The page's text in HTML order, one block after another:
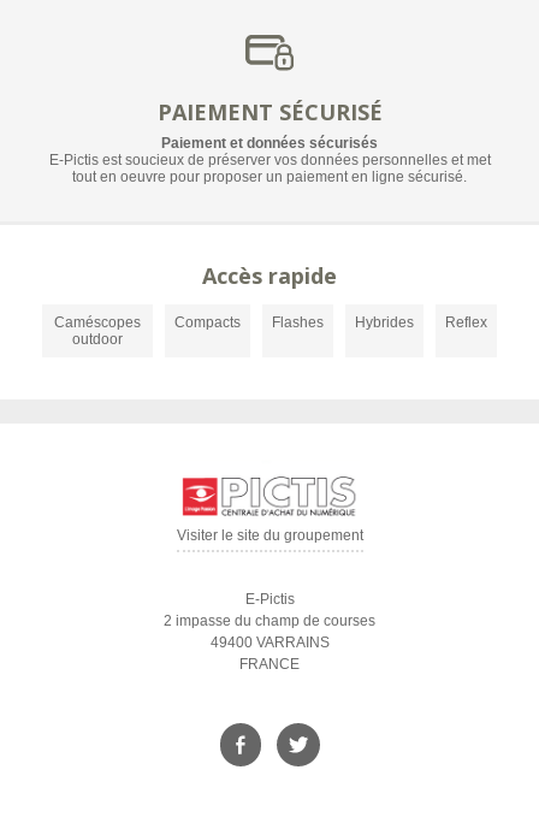
PAIEMENT SÉCURISÉ
Paiement et données sécurisés
E-Pictis est soucieux de préserver vos données personnelles et met
tout en oeuvre pour proposer un paiement en ligne sécurisé.
Accès rapide
Caméscopes
outdoor
Compacts Flashes Hybrides Reflex
Visiter le site du groupement
E-Pictis
2 impasse du champ de courses
49400 VARRAINS
FRANCE